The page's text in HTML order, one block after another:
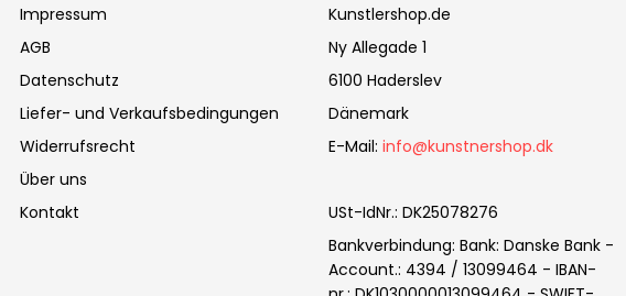
Impressum
AGB
Datenschutz
Liefer- und Verkaufsbedingungen
Widerrufsrecht
Über uns
Kontakt
Kunstlershop.de
Ny Allegade 1
6100 Haderslev
Dänemark
E-Mail: info@kunstnershop.dk
USt-IdNr.: DK25078276
Bankverbindung: Bank: Danske Bank -
Account.: 4394 / 13099464 - IBAN-